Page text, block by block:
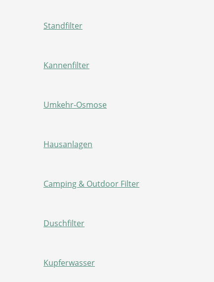
Standfilter
Kannenfilter
Umkehr-Osmose
Hausanlagen
Camping & Outdoor Filter
Duschfilter
Kupferwasser